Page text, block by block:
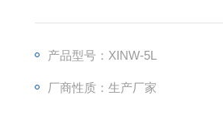
产品型号：XINW-5L
厂商性质：生产厂家